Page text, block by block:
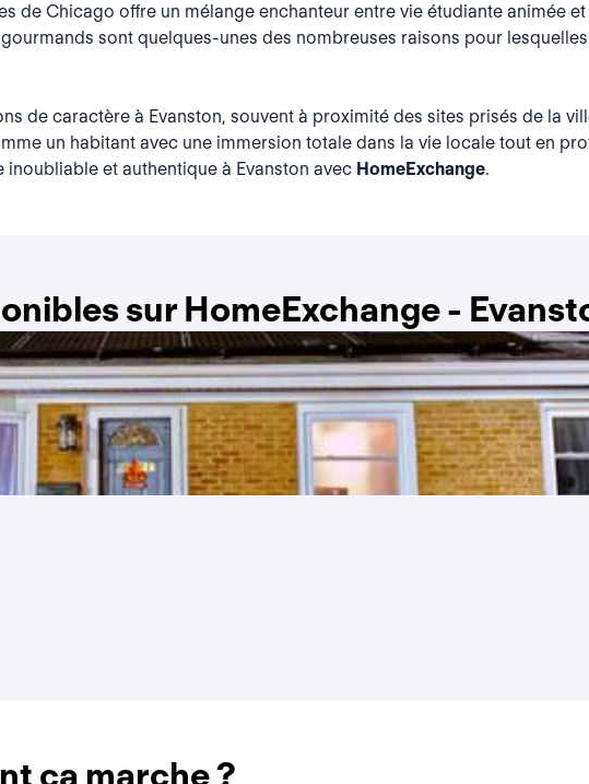
de Chicago offre un mélange enchanteur entre vie étudiante animée
sont quelques-unes des nombreuses raisons pour
de caractère à Evanston, souvent à proximité des sites prisés de la
un habitant avec une immersion totale dans la vie locale tout en
et authentique à Evanston avec HomeExchange.
sur HomeExchange -
ça marche ?